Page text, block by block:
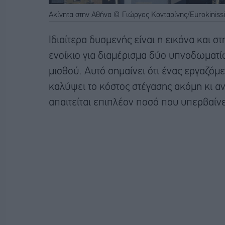
Ακίνητα στην Αθήνα © Γιώργος Κονταρίνης/Eurokinissi
Ιδιαίτερα δυσμενής είναι η εικόνα και
ενοίκιο για διαμέρισμα δύο
μισθού. Αυτό σημαίνει ότι ένας
καλύψει το κόστος στέγασης ακόμη κι
απαιτείται επιπλέον ποσό που